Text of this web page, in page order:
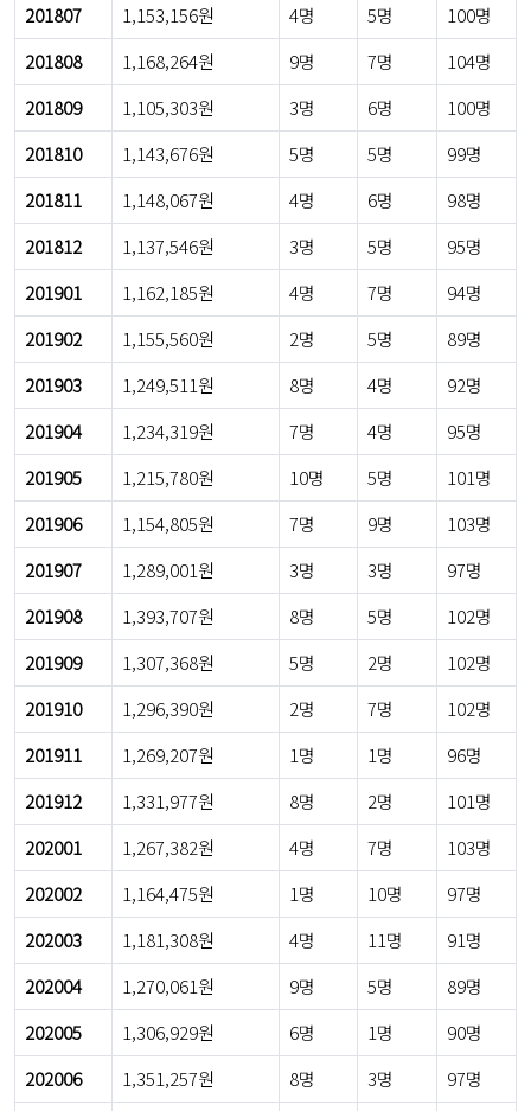
201807
1,153,156원 4명 5명
100명
201808
1,168,264원 9명 7명
104명
201809
1,105,303원 3명 6명
100명
201810
1,143,676원 5명 5명
99명
201811
1,148,067원 4명 6명
98명
201812
1,137,546원 3명 5명
95명
201901
1,162,185원 4명 7명
94명
201902
1,155,560원 2명 5명
89명
201903
1,249,511원 8명 4명
92명
201904
1,234,319원 7명 4명
95명
201905
1,215,780원 10명 5명
101명
201906
1,154,805원 7명 9명
103명
201907
1,289,001원 3명 3명
97명
201908
1,393,707원 8명 5명
102명
201909
1,307,368원 5명 2명
102명
201910
1,296,390원 2명 7명
102명
201911
1,269,207원 1명 1명
96명
201912
1,331,977원 8명 2명
101명
202001
1,267,382원 4명 7명
103명
202002
1,164,475원 1명 10명
97명
202003
1,181,308원 4명 11명
91명
202004
1,270,061원 9명 5명
89명
202005
1,306,929원 6명 1명
90명
202006
1,351,257원 8명 3명
97명